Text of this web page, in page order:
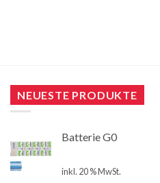
NEUESTE PRODUKTE
Batterie G0
inkl. 20 % MwSt.